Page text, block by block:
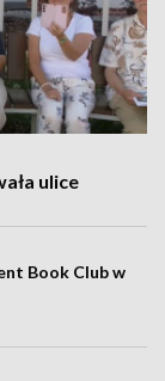
ulice
Book Club w